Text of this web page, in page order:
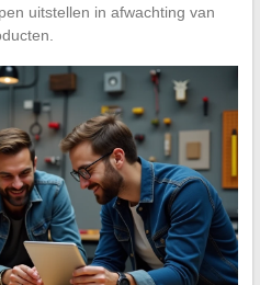
uitstellen in afwachting van